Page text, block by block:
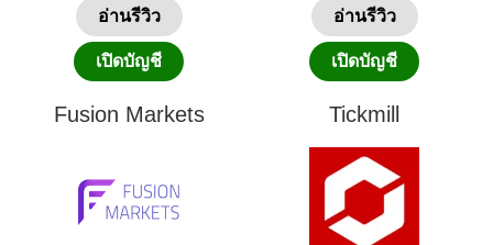
อ่านรีวิว
เปิดบัญชี
อ่านรีวิว
เปิดบัญชี
Fusion Markets Tickmill